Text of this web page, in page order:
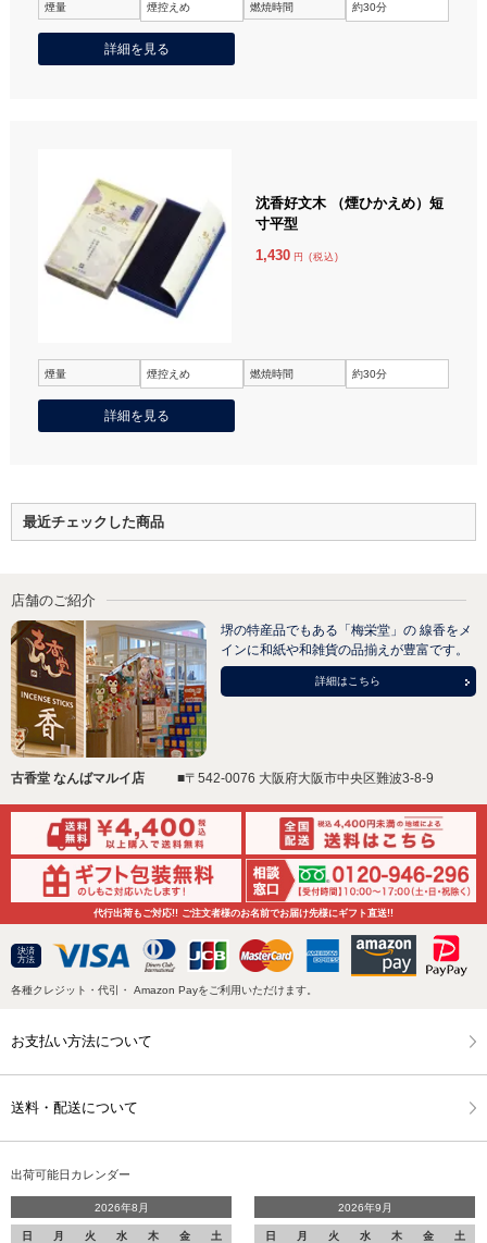
煙量 煙控えめ 燃焼時間 約30分
詳細を見る
沈香好文木 （煙ひかえめ）短
寸平型
1,430 円 (税込)
煙量 煙控えめ 燃焼時間 約30分
詳細を見る
最近チェックした商品
店舗のご紹介
堺の特産品でもある「梅栄堂」の 線香をメ
インに和紙や和雑貨の品揃えが豊富です。
詳細はこちら
古香堂 なんばマルイ店 ■〒542-0076 大阪府大阪市中央区難波3-8-9
代行出荷もご対応!! ご注文者様のお名前でお届け先様にギフト直送!!
決済
方法
各種クレジット・代引・ Amazon Payをご利用いただけます。
お支払い方法について
送料・配送について
出荷可能日カレンダー
2026年8月
日 月 火 水 木 金 土
2026年9月
日 月 火 水 木 金 土